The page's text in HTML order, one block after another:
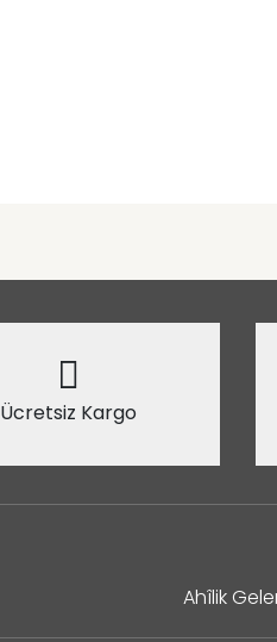
Ücretsiz Kargo
Ahîlik